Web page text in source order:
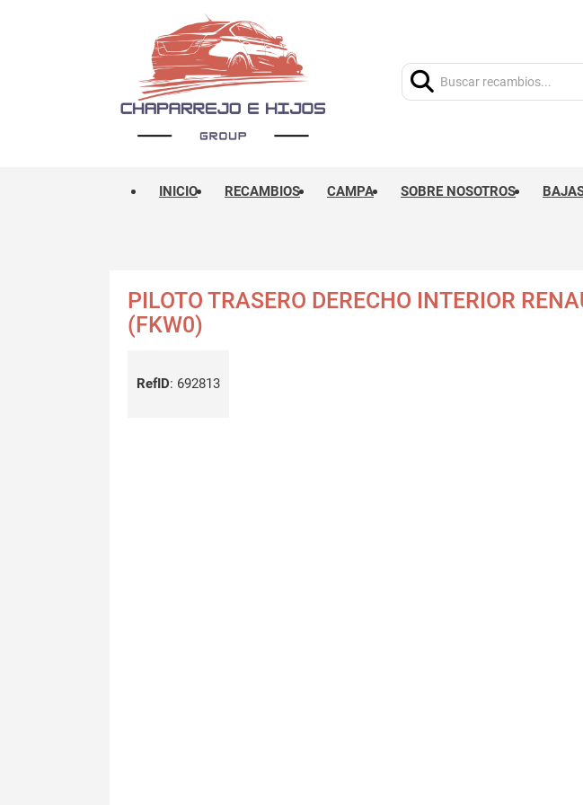
INICIO RECAMBIOS CAMPA SOBRE NOSOTROS
PILOTO TRASERO DERECHO INTERIOR
(FKW0)
RefID: 692813